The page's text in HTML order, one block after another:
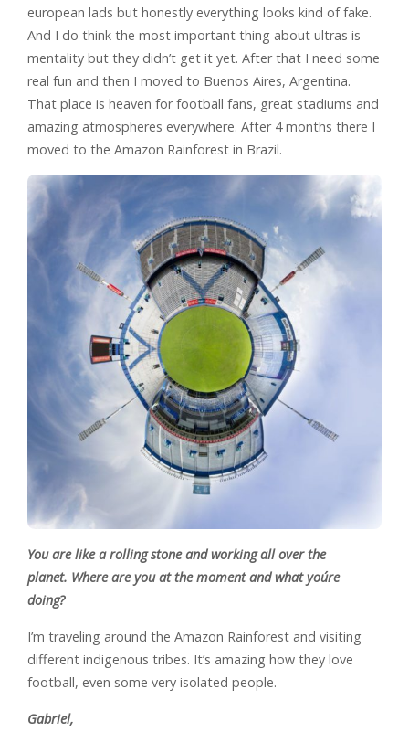
european lads but honestly everything looks kind of fake.
And I do think the most important thing about ultras is
mentality but they didn’t get it yet. After that I need some
real fun and then I moved to Buenos Aires, Argentina.
That place is heaven for football fans, great stadiums and
amazing atmospheres everywhere. After 4 months there I
moved to the Amazon Rainforest in Brazil.
You are like a rolling stone and working all over the
planet. Where are you at the moment and what you´re
doing?
I’m traveling around the Amazon Rainforest and visiting
different indigenous tribes. It’s amazing how they love
football, even some very isolated people.
Gabriel,